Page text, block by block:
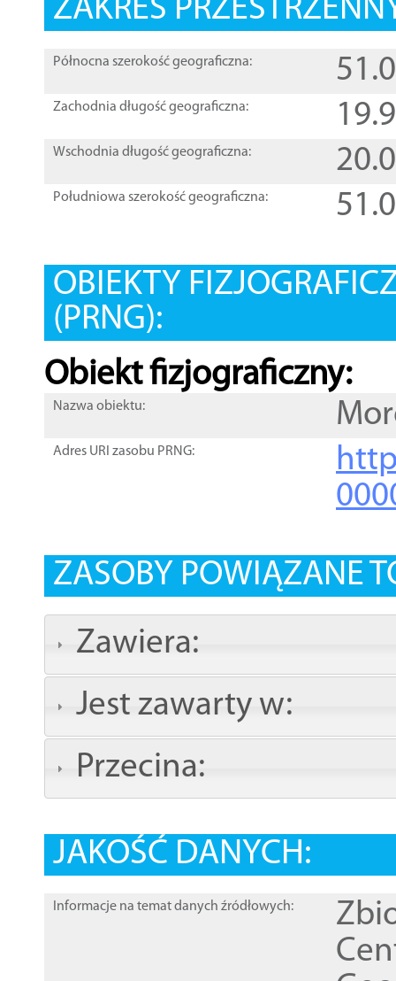
ZAKRES
Północna szerokość geograficzna:
Zachodnia długość geograficzna:
Wschodnia długość geograficzna:
Południowa szerokość geograficzna:
OBIEKTY
(PRNG):
Obiekt fizjograficzny:
Nazwa obiektu:
Adres URI zasobu PRNG:
ZASOBY POWIĄZANE
Zawiera:
Jest zawarty w:
Przecina:
JAKOŚĆ DANYCH:
Informacje na temat danych źródłowych: